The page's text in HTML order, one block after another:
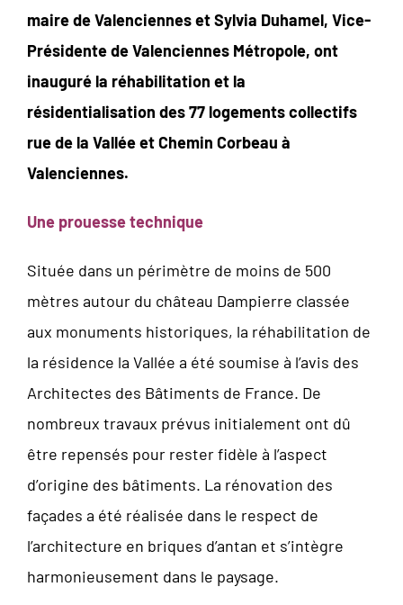
maire de Valenciennes et Sylvia Duhamel, Vice-
Présidente de Valenciennes Métropole, ont
inauguré la réhabilitation et la
résidentialisation des 77 logements collectifs
rue de la Vallée et Chemin Corbeau à
Valenciennes.
Une prouesse technique
Située dans un périmètre de moins de 500
mètres autour du château Dampierre classée
aux monuments historiques, la réhabilitation de
la résidence la Vallée a été soumise à l’avis des
Architectes des Bâtiments de France. De
nombreux travaux prévus initialement ont dû
être repensés pour rester fidèle à l’aspect
d’origine des bâtiments. La rénovation des
façades a été réalisée dans le respect de
l’architecture en briques d’antan et s’intègre
harmonieusement dans le paysage.